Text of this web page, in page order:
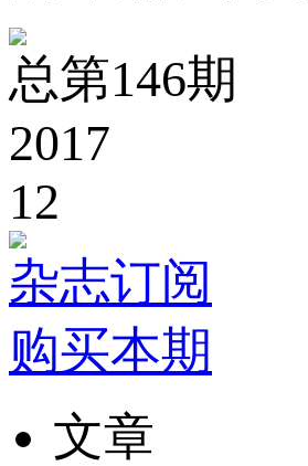
总第146期
2017
12
杂志订阅
购买本期
文章